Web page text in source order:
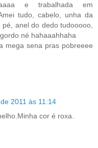
e trabalhada em
tudo, cabelo, unha da
anel do dedo tudooooo,
né hahaaahhaha
mega sena pras pobreeee
2011 às 11:14
cor é roxa.